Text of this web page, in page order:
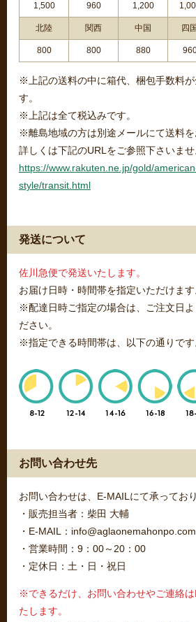
1,500 960 1,200
北陸 関西 中国 四国
800 800 880
※上記の送料の中に箱代、梱包手数料が
す。
※上記は全て税込みです。
※離島地域の方は別途メールにて送料を
詳しくは下記のURLをご参照下さいませ
https://www.rakuten.ne.jp/gold/
style/transit.html
発送について
佐川急便で発送いたします。
お届け日時・時間帯を指定いただけます
※配達日時ご指定の場合は、ご注文日よ
ださい。
※指定できる時間帯は、以下の通りです
お問い合わせ先
お問い合わせは、E-MAILにて承っており
・販売担当者：柴田 大輔
・E-MAIL：info@aglaonemahonpo.com
・営業時間：9：00～20：00
・定休日：土・日・祝日
※できるだけ、お問い合わせやご連絡
たします。